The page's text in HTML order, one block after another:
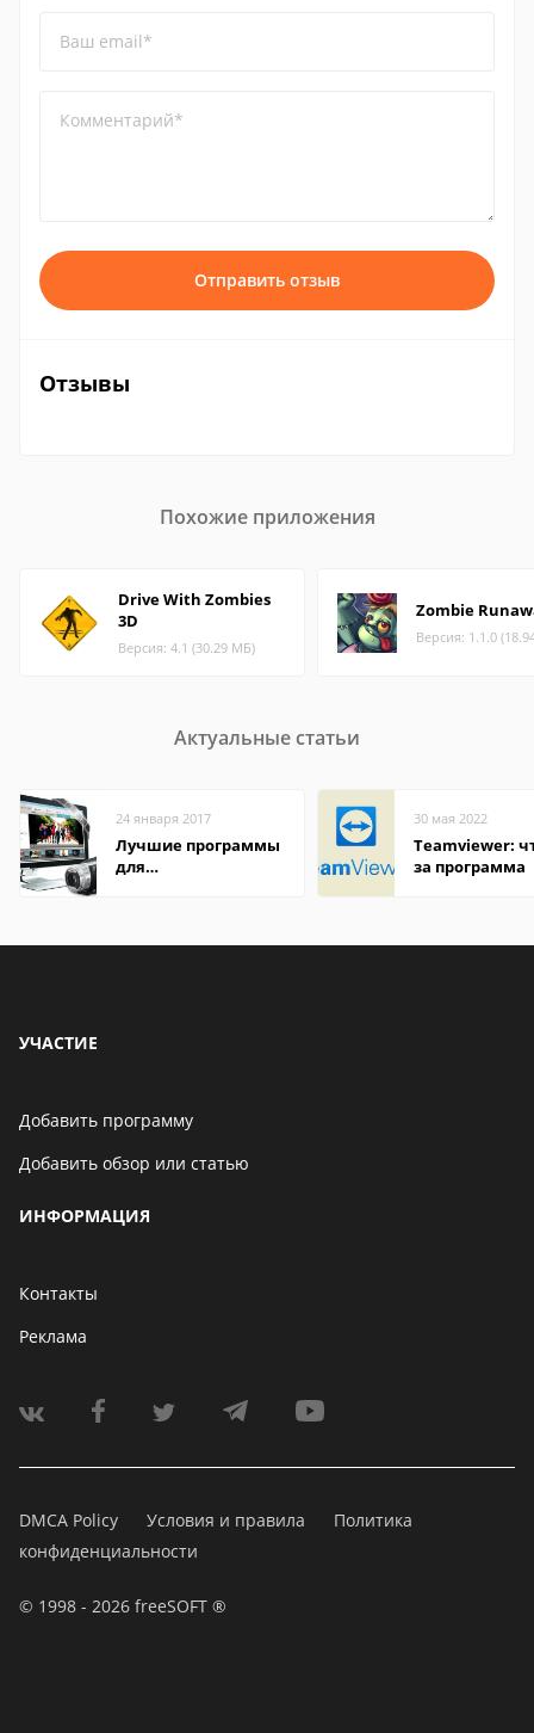
Ваш email*
Комментарий*
Отправить отзыв
Отзывы
Похожие приложения
Drive With Zombies
3D
Версия: 4.1 (30.29 МБ)
Zombie
Версия: 1.1.0
Актуальные статьи
24 января 2017
Лучшие программы
для
30 мая 2022
Teamviewer:
за программа
УЧАСТИЕ
Добавить программу
Добавить обзор или статью
ИНФОРМАЦИЯ
Контакты
Реклама
DMCA Policy Условия и правила
Политика
конфиденциальности
© 1998 - 2026 freeSOFT ®